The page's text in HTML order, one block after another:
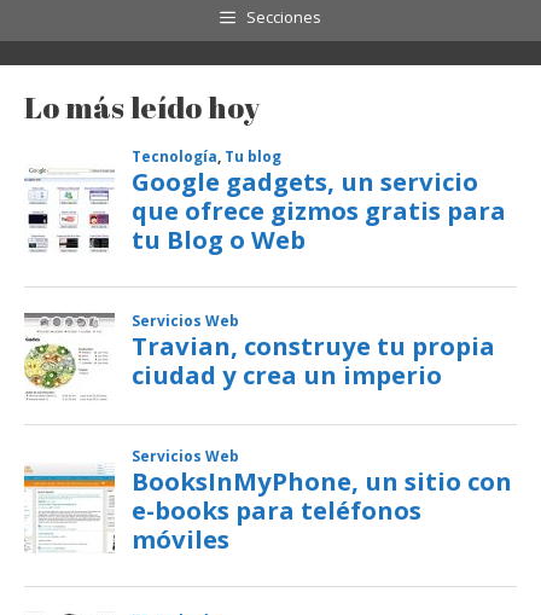
Secciones
Lo más leído hoy